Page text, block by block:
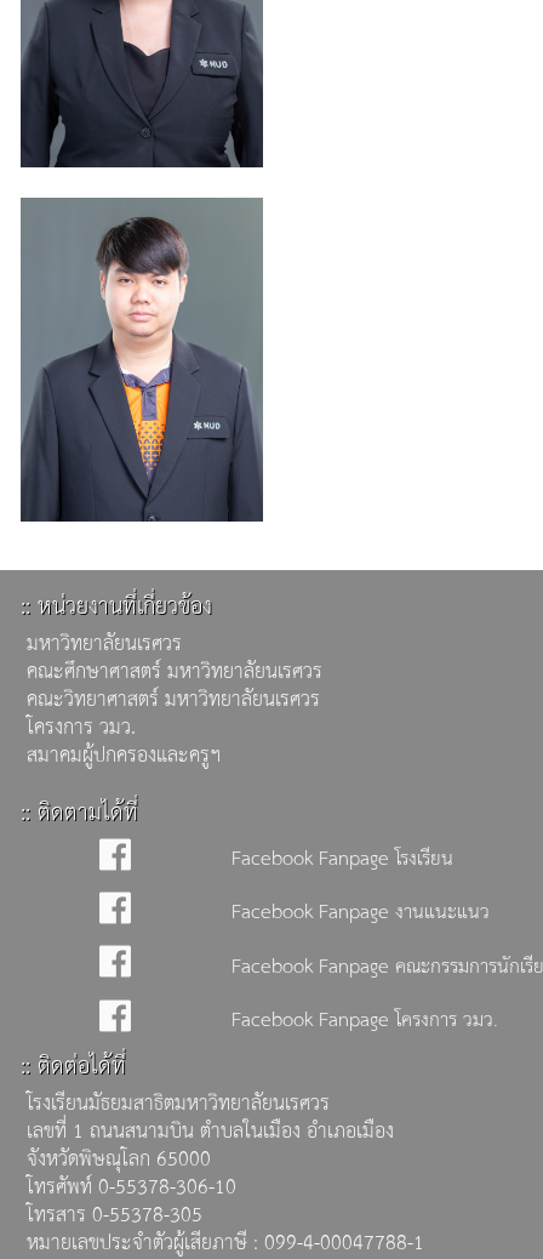
:: หน่วยงานที่เกี่ยวข้อง
มหาวิทยาลัยนเรศวร
คณะศึกษาศาสตร์ มหาวิทยาลัยนเรศวร
คณะวิทยาศาสตร์ มหาวิทยาลัยนเรศวร
โครงการ วมว.
สมาคมผู้ปกครองและครูฯ
:: ติดตามได้ที่
Facebook Fanpage โรงเรียน
Facebook Fanpage งานแนะแนว
Facebook Fanpage คณะกรรมการนักเรี
Facebook Fanpage โครงการ วมว.
:: ติดต่อได้ที่
โรงเรียนมัธยมสาธิตมหาวิทยาลัยนเรศวร
เลขที่ 1 ถนนสนามบิน ตำบลในเมือง อำเภอเมือง
จังหวัดพิษณุโลก 65000
โทรศัพท์ 0-55378-306-10
โทรสาร 0-55378-305
หมายเลขประจำตัวผู้เสียภาษี : 099-4-00047788-1